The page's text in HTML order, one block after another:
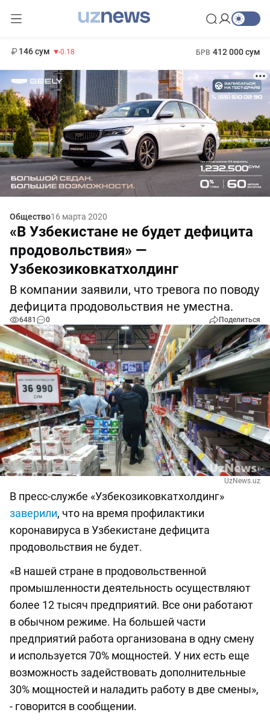
146 сум -0.18 БРВ 412 000 сум
Общество16 марта 2020
«В Узбекистане не будет дефицита
продовольствия» —
Узбекозиковкатхолдинг
В компании заявили, что тревога по поводу
дефицита продовольствия не уместна.
6481 0 Поделиться
UzNews.uz
В пресс-службе «Узбекозиковкатхолдинг»
заверили, что на время профилактики
коронавируса в Узбекистане дефицита
продовольствия не будет.
«В нашей стране в продовольственной
промышленности деятельность осуществляют
более 12 тысяч предприятий. Все они работают
в обычном режиме. На большей части
предприятий работа организована в одну смену
и используется 70% мощностей. У них есть еще
возможность задействовать дополнительные
30% мощностей и наладить работу в две смены»,
- говорится в сообщении.